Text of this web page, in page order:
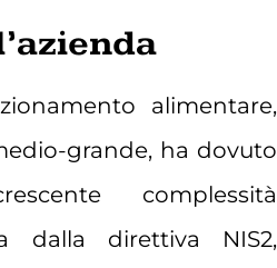
alimentare,
grande, ha dovuto
complessità
dalla direttiva NIS2,